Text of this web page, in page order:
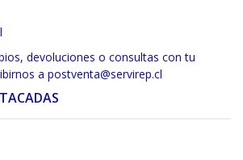
devoluciones o consultas con tu
a postventa@servirep.cl